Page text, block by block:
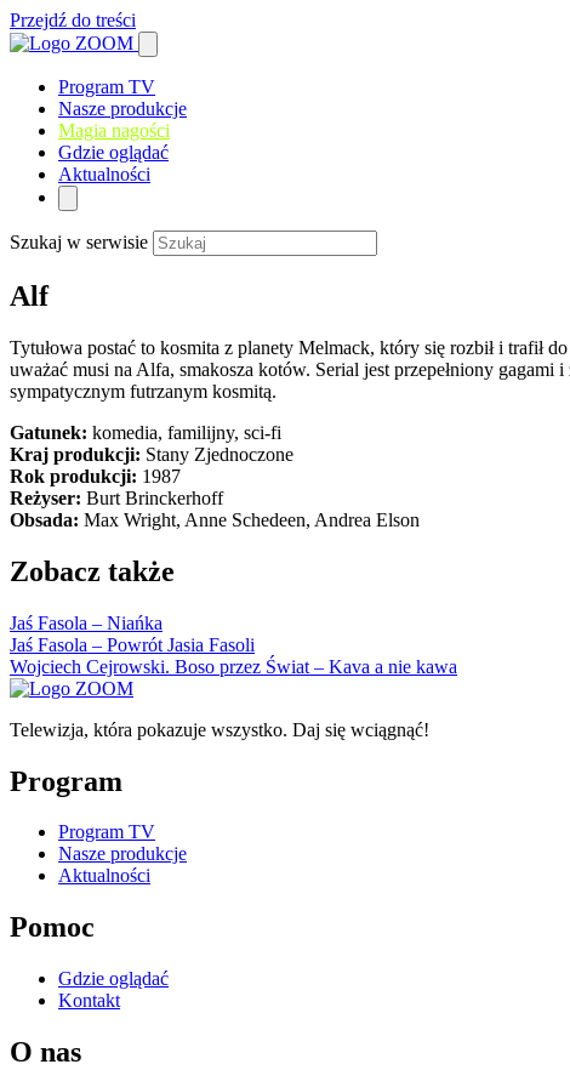
Przejdź do treści
Program TV
Nasze produkcje
Magia nagości
Gdzie oglądać
Aktualności
Szukaj w serwisie
Alf
Tytułowa postać to kosmita z planety Melmack, który się rozbił i trafił
uważać musi na Alfa, smakosza kotów. Serial jest przepełniony
sympatycznym futrzanym kosmitą.
Gatunek: komedia, familijny, sci-fi
Kraj produkcji: Stany Zjednoczone
Rok produkcji: 1987
Reżyser: Burt Brinckerhoff
Obsada: Max Wright, Anne Schedeen, Andrea Elson
Zobacz także
Jaś Fasola – Niańka
Jaś Fasola – Powrót Jasia Fasoli
Wojciech Cejrowski. Boso przez Świat – Kava a nie kawa
Telewizja, która pokazuje wszystko. Daj się wciągnąć!
Program
Program TV
Nasze produkcje
Aktualności
Pomoc
Gdzie oglądać
Kontakt
O nas